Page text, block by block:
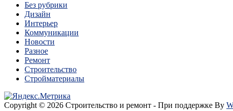
Без рубрики
Дизайн
Интерьер
Коммуникации
Новости
Разное
Ремонт
Строительство
Стройматериалы
Copyright © 2026 Строительство и ремонт - При поддержке By